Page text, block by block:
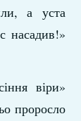
а уста
насадив!»
віри»
проросло